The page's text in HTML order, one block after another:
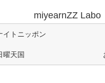
miyearnZZ Labo
イトニッポン
曜天国